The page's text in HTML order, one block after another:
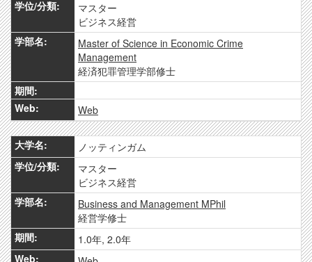
マスター
ビジネス経営
Master of Science in Economic Crime
Management
経済犯罪管理学部修士
Web
ノッティンガム
マスター
ビジネス経営
Business and Management MPhil
経営学修士
1.0年, 2.0年